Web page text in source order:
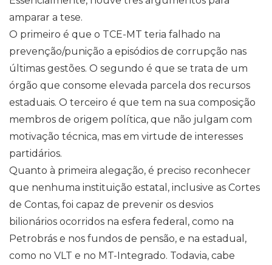
amparar a tese.
O primeiro é que o TCE-MT teria falhado na
prevenção/punição a episódios de corrupção nas
últimas gestões. O segundo é que se trata de um
órgão que consome elevada parcela dos recursos
estaduais. O terceiro é que tem na sua composição
membros de origem política, que não julgam com
motivação técnica, mas em virtude de interesses
partidários.
Quanto à primeira alegação, é preciso reconhecer
que nenhuma instituição estatal, inclusive as Cortes
de Contas, foi capaz de prevenir os desvios
bilionários ocorridos na esfera federal, como na
Petrobrás e nos fundos de pensão, e na estadual,
como no VLT e no MT-Integrado. Todavia, cabe